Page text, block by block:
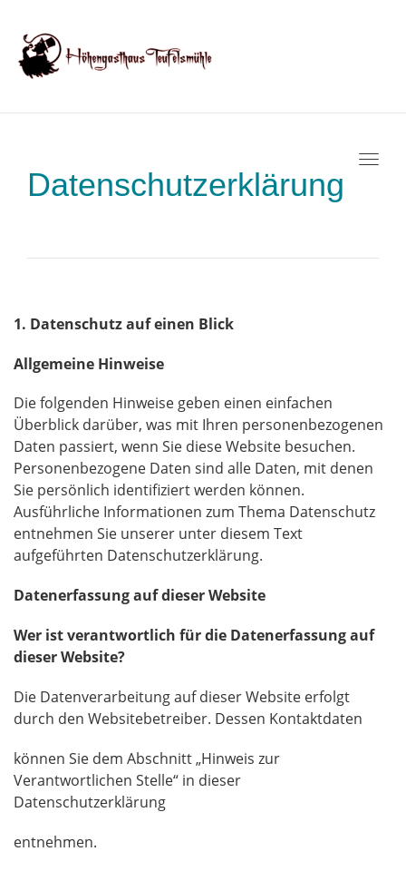
Datenschutzerklärung
1. Datenschutz auf einen Blick
Allgemeine Hinweise
Die folgenden Hinweise geben einen einfachen
Überblick darüber, was mit Ihren personenbezogenen
Daten passiert, wenn Sie diese Website besuchen.
Personenbezogene Daten sind alle Daten, mit denen
Sie persönlich identifiziert werden können.
Ausführliche Informationen zum Thema Datenschutz
entnehmen Sie unserer unter diesem Text
aufgeführten Datenschutzerklärung.
Datenerfassung auf dieser Website
Wer ist verantwortlich für die Datenerfassung auf
dieser Website?
Die Datenverarbeitung auf dieser Website erfolgt
durch den Websitebetreiber. Dessen Kontaktdaten
können Sie dem Abschnitt „Hinweis zur
Verantwortlichen Stelle“ in dieser
Datenschutzerklärung
entnehmen.